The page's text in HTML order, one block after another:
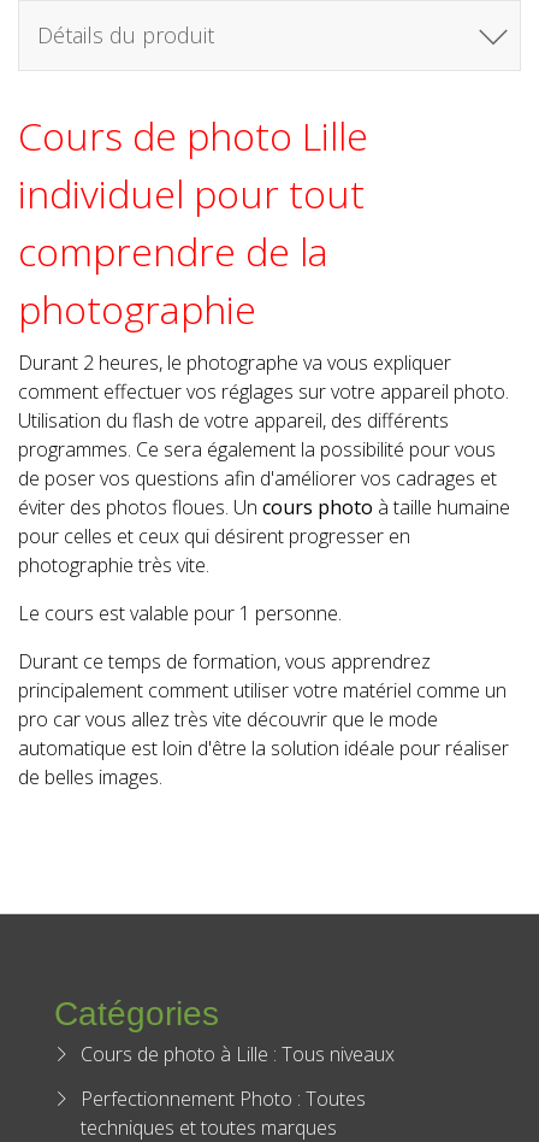
Détails du produit
Cours de photo Lille
individuel pour tout
comprendre de la
photographie
Durant 2 heures, le photographe va vous expliquer
comment effectuer vos réglages sur votre appareil photo.
Utilisation du flash de votre appareil, des différents
programmes. Ce sera également la possibilité pour vous
de poser vos questions afin d'améliorer vos cadrages et
éviter des photos floues. Un cours photo à taille humaine
pour celles et ceux qui désirent progresser en
photographie très vite.
Le cours est valable pour 1 personne.
Durant ce temps de formation, vous apprendrez
principalement comment utiliser votre matériel comme un
pro car vous allez très vite découvrir que le mode
automatique est loin d'être la solution idéale pour réaliser
de belles images.
Catégories
Cours de photo à Lille : Tous niveaux
Perfectionnement Photo : Toutes
techniques et toutes marques